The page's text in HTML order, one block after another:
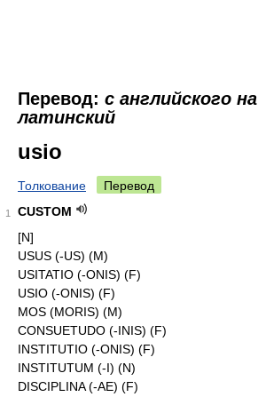
Перевод: с английского на
латинский
usio
Толкование Перевод
1
CUSTOM
[N]
USUS (-US) (M)
USITATIO (-ONIS) (F)
USIO (-ONIS) (F)
MOS (MORIS) (M)
CONSUETUDO (-INIS) (F)
INSTITUTIO (-ONIS) (F)
INSTITUTUM (-I) (N)
DISCIPLINA (-AE) (F)